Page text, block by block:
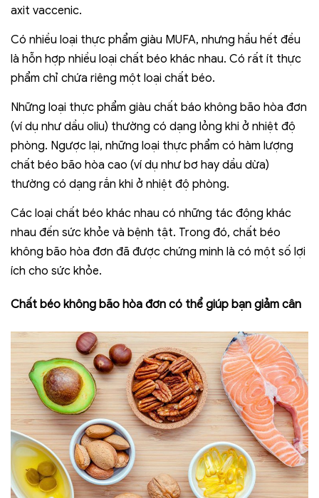
axit vaccenic.
Có nhiều loại thực phẩm giàu MUFA, nhưng hầu hết đều
là hỗn hợp nhiều loại chất béo khác nhau. Có rất ít thực
phẩm chỉ chứa riêng một loại chất béo.
Những loại thực phẩm giàu chất báo không bão hòa đơn
(ví dụ như dầu oliu) thường có dạng lỏng khi ở nhiệt độ
phòng. Ngược lại, những loại thực phẩm có hàm lượng
chất béo bão hòa cao (ví dụ như bơ hay dầu dừa)
thường có dạng rắn khi ở nhiệt độ phòng.
Các loại chất béo khác nhau có những tác động khác
nhau đến sức khỏe và bệnh tật. Trong đó, chất béo
không bão hòa đơn đã được chứng minh là có một số lợi
ích cho sức khỏe.
Chất béo không bão hòa đơn có thể giúp bạn giảm cân